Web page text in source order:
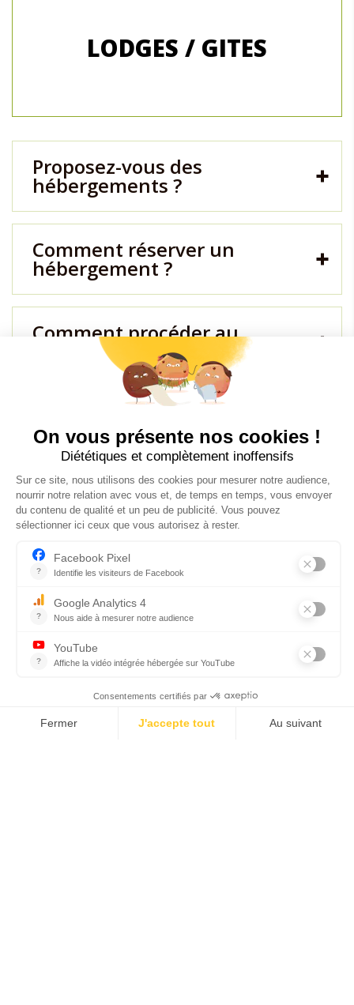
LODGES / GITES
Proposez-vous des
hébergements ?
Comment réserver un
hébergement ?
Comment procéder au
paiement ?
Quels sont les horaires
d'arrivée et de départ ?
Les logements sont-ils
adaptés pour les personnes à
mobilité réduite ?
Quelles prestations sont
comprises avec la nuit ?
en particulier ?